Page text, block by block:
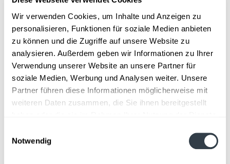
Wir verwenden Cookies, um Inhalte und Anzeigen zu
personalisieren, Funktionen für soziale Medien anbieten
zu können und die Zugriffe auf unsere Website zu
analysieren. Außerdem geben wir Informationen zu Ihrer
Verwendung unserer Website an unsere Partner für
soziale Medien, Werbung und Analysen weiter. Unsere
Partner führen diese Informationen möglicherweise mit
weiteren Daten zusammen, die Sie ihnen bereitgestellt
Notwendig
EINWEG
+4,50 € Pfand
In denWarenkorb
Hinzugefügt
Artikel-Nr.: 10341
Beschreibung